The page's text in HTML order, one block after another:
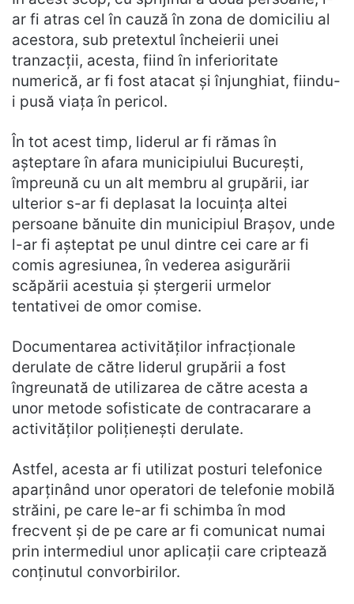
ar fi atras cel în cauză în zona de domiciliu al
acestora, sub pretextul încheierii unei
tranzacții, acesta, fiind în inferioritate
numerică, ar fi fost atacat și înjunghiat, fiindu-
i pusă viața în pericol.
În tot acest timp, liderul ar fi rămas în
așteptare în afara municipiului București,
împreună cu un alt membru al grupării, iar
ulterior s-ar fi deplasat la locuința altei
persoane bănuite din municipiul Brașov, unde
l-ar fi așteptat pe unul dintre cei care ar fi
comis agresiunea, în vederea asigurării
scăpării acestuia și ștergerii urmelor
tentativei de omor comise.
Documentarea activităților infracționale
derulate de către liderul grupării a fost
îngreunată de utilizarea de către acesta a
unor metode sofisticate de contracarare a
activităților polițienești derulate.
Astfel, acesta ar fi utilizat posturi telefonice
aparținând unor operatori de telefonie mobilă
străini, pe care le-ar fi schimba în mod
frecvent și de pe care ar fi comunicat numai
prin intermediul unor aplicații care criptează
conținutul convorbirilor.